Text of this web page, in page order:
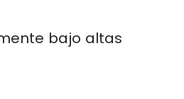
bajo altas